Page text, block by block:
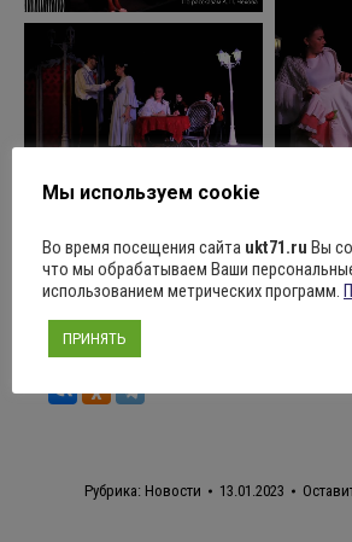
Поделиться
Рубрика: Новости 13.01.2023
Мы используем cookie
Во время посещения сайта ukt71.ru Вы
что мы обрабатываем Ваши
использованием метрических программ.
ПРИНЯТЬ